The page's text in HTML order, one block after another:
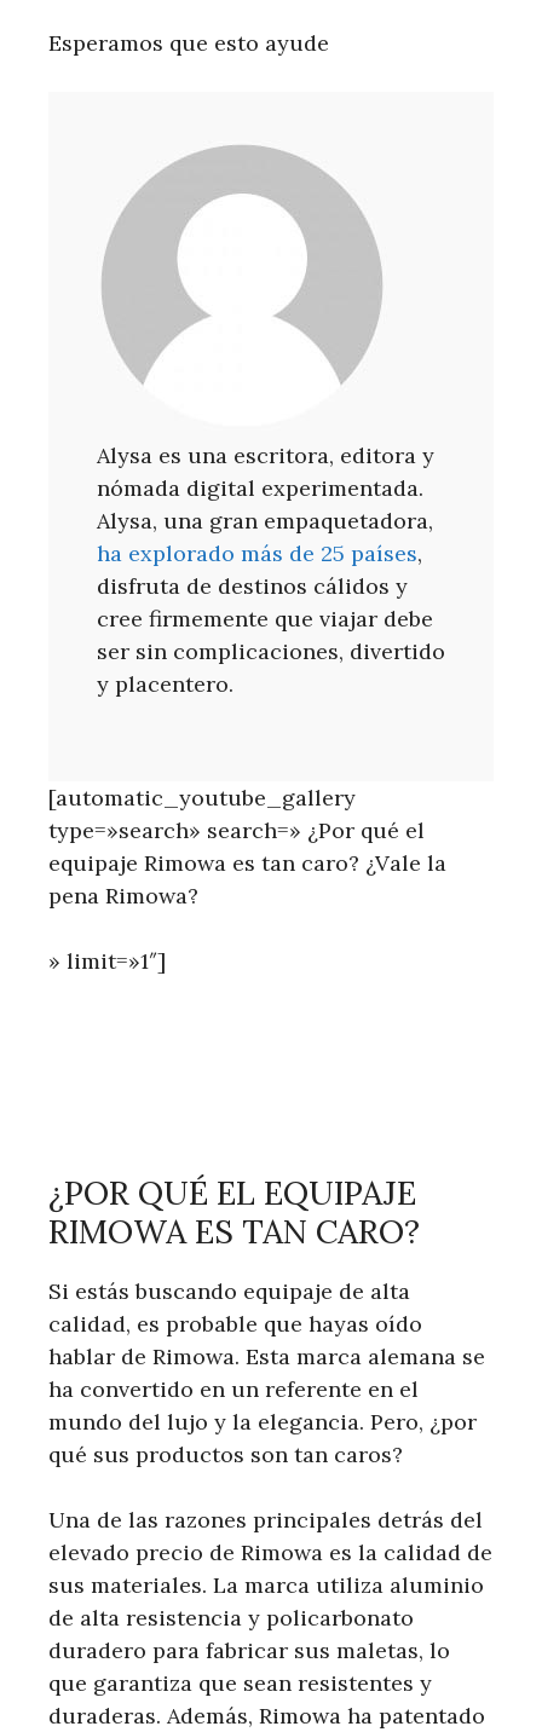
Esperamos que esto ayude
Alysa es una escritora, editora y
nómada digital experimentada.
Alysa, una gran empaquetadora,
ha explorado más de 25 países,
disfruta de destinos cálidos y
cree firmemente que viajar debe
ser sin complicaciones, divertido
y placentero.
[automatic_youtube_gallery
type=»search» search=» ¿Por qué el
equipaje Rimowa es tan caro? ¿Vale la
pena Rimowa?
» limit=»1″]
¿POR QUÉ EL EQUIPAJE
RIMOWA ES TAN CARO?
Si estás buscando equipaje de alta
calidad, es probable que hayas oído
hablar de Rimowa. Esta marca alemana se
ha convertido en un referente en el
mundo del lujo y la elegancia. Pero, ¿por
qué sus productos son tan caros?
Una de las razones principales detrás del
elevado precio de Rimowa es la calidad de
sus materiales. La marca utiliza aluminio
de alta resistencia y policarbonato
duradero para fabricar sus maletas, lo
que garantiza que sean resistentes y
duraderas. Además, Rimowa ha patentado